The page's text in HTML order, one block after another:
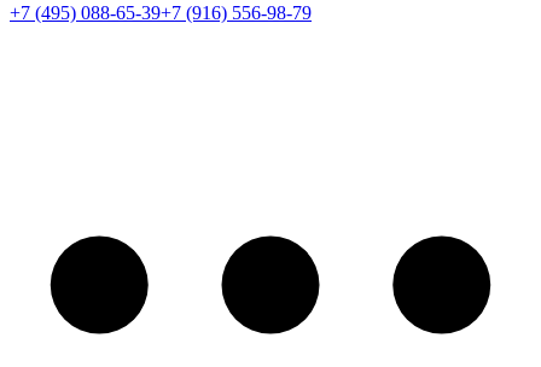
+7 (495) 088-65-39+7 (916) 556-98-79